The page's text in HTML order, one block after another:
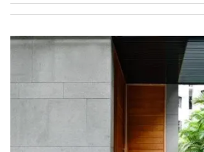
statybos, tiek renovuojamiems namams.
betoninių, skalūno,medžio imitacijos
išsiskiriančių aukšta kokybe
Abejojantiems dėl vieno ar kito sprendimo
– mielai pagelbėsime Jums renkantis
Plytelės fasadui prieinama kaina
salone Vilniuje – kviečiame užsukti